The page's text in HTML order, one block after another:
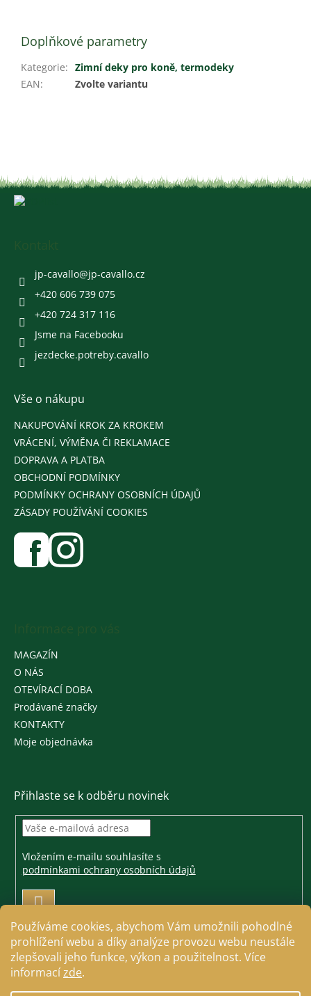
Používáme cookies, abychom Vám umožnili pohodlné
prohlížení webu a díky analýze provozu webu neustále
zlepšovali jeho funkce, výkon a použitelnost. Více
informacízde.
Doplňkové parametry
Kategorie: Zimní deky pro koně, termodeky
EAN: Zvolte variantu
jp-cavallo@jp-cavallo.cz
+420 606 739 075
+420 724 317 116
Jsme na Facebooku
jezdecke.potreby.cavallo
Vše o nákupu
NAKUPOVÁNÍ KROK ZA KROKEM
VRÁCENÍ, VÝMĚNA ČI REKLAMACE
DOPRAVA A PLATBA
OBCHODNÍ PODMÍNKY
PODMÍNKY OCHRANY OSOBNÍCH ÚDAJŮ
ZÁSADY POUŽÍVÁNÍ COOKIES
MAGAZÍN
O NÁS
OTEVÍRACÍ DOBA
Prodávané značky
KONTAKTY
Moje objednávka
Přihlaste se k odběru novinek
Vložením e-mailu souhlasíte s
podmínkami ochrany osobních údajů
PŘIHLÁSIT